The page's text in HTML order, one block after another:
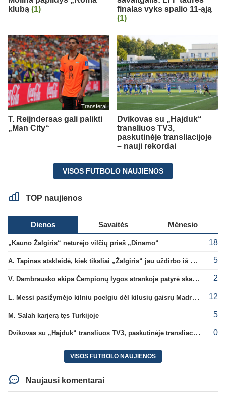
klubą (1)
finalas vyks spalio 11-ąją
(1)
Transferai
T. Reijndersas gali palikti
„Man City“
Dvikovas su „Hajduk“
transliuos TV3,
paskutinėje transliacijoje
– nauji rekordai
VISOS FUTBOLO NAUJIENOS
TOP naujienos
Dienos Savaitės Mėnesio
„Kauno Žalgiris“ neturėjo vilčių prieš „Dinamo“ 18
A. Tapinas atskleidė, kiek tiksliai „Žalgiris“ jau uždirbo iš UEFA premijų 5
V. Dambrausko ekipa Čempionų lygos atrankoje patyrė skaudžią nesėkmę 2
L. Messi pasižymėjo kilniu poelgiu dėl kilusių gaisrų Madride 12
M. Salah karjerą tęs Turkijoje 5
Dvikovas su „Hajduk“ transliuos TV3, paskutinėje transliacijoje – nauji rekordai 0
VISOS FUTBOLO NAUJIENOS
Naujausi komentarai